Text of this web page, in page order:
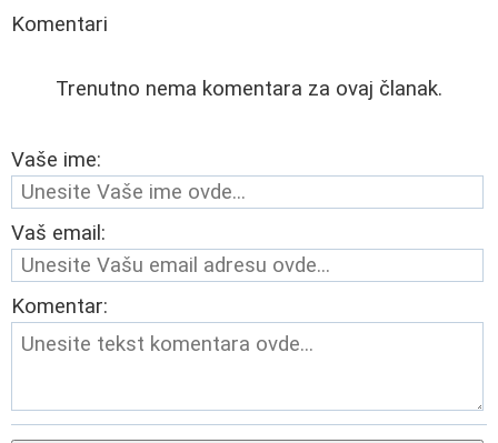
Komentari
Trenutno nema komentara za ovaj članak.
Vaše ime:
Vaš email:
Komentar: